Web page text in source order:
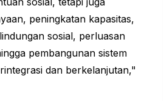
peningkatan kapasitas,
sosial, perluasan
pembangunan sistem
dan berkelanjutan,"